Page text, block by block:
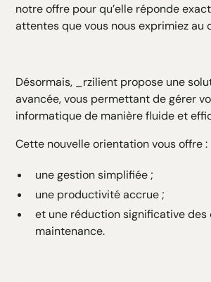
notre offre pour qu’elle réponde
attentes que vous nous exprimiez au
Désormais, _rzilient propose une
avancée, vous permettant de gérer
informatique de manière fluide et
Cette nouvelle orientation vous offre :
une gestion simplifiée ;
une productivité accrue ;
et une réduction significative des
maintenance.